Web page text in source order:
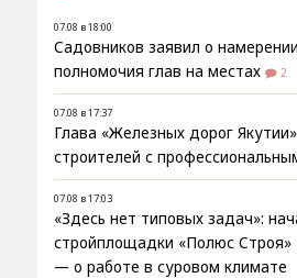
07.08 в 18:00
Садовников заявил о
полномочия глав на местах
2
07.08 в 17:37
Глава «Железных дорог
строителей с
07.08 в 17:03
«Здесь нет типовых задач»:
стройплощадки «Полюс Строя»
— о работе в суровом климате